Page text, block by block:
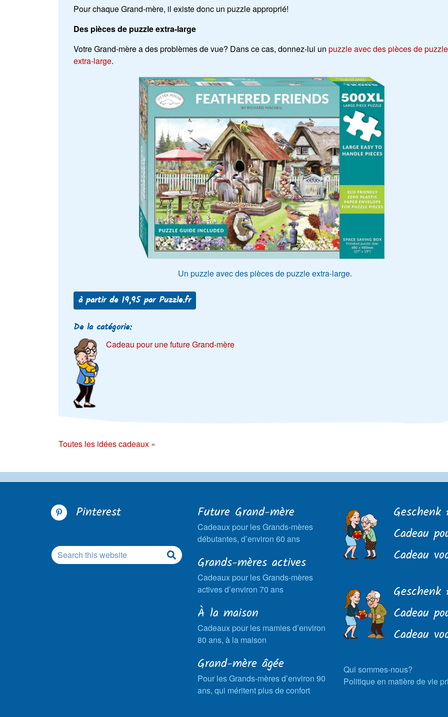
Pour chaque Grand-mère, il existe donc un puzzle approprié!
Des pièces de puzzle extra-large
Votre Grand-mère a des problèmes de vue? Dans ce cas, donnez-lui un puzzle avec des pièces de puzzle
extra-large.
Un puzzle avec des pièces de puzzle extra-large.
à partir de 19,95 par Puzzle.fr
De la catégorie:
Cadeau pour une future Grand-mère
Toutes les idées cadeaux »
Pinterest Future Grand-mère
Cadeaux pour les Grands-mères
débutantes, d’environ 60 ans
Grands-mères actives
Cadeaux pour les Grands-mères
actives d’environ 70 ans
À la maison
Cadeaux pour les mamies d’environ
80 ans, à la maison
Grand-mère âgée
Pour les Grands-mères d’environ 90
ans, qui méritent plus de confort
Cadeau
Cadeau
Geschenk
Cadeau
Cadeau
Qui sommes-nous?
Politique en matière de vie